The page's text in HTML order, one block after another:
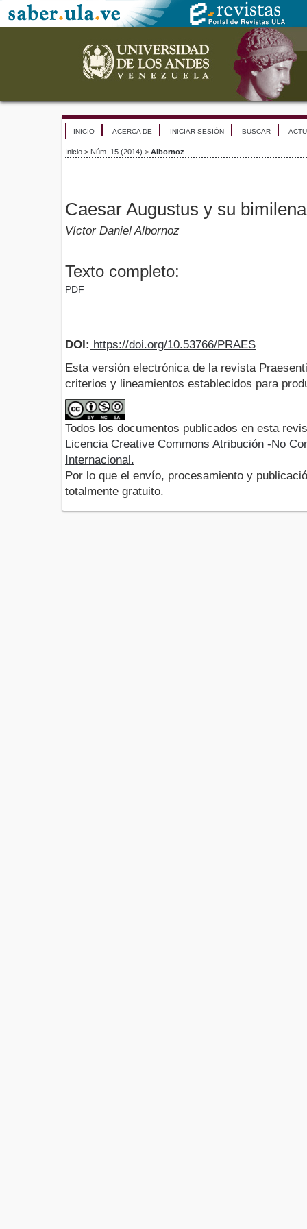
INICIO ACERCA DE INICIAR SESIÓN BUSCAR
Inicio > Núm. 15 (2014) > Albornoz
Caesar Augustus y su
Víctor Daniel Albornoz
Texto completo:
PDF
DOI: https://doi.org/10.53766/PRAES
Esta versión electrónica de la revista
criterios y lineamientos establecidos para
Todos los documentos publicados en esta
Licencia Creative Commons Atribución -No
Internacional.
Por lo que el envío, procesamiento y
totalmente gratuito.